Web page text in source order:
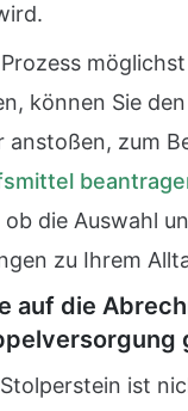
können Sie
anstoßen, zum
ob die Auswahl
zu Ihrem
auf die
ist